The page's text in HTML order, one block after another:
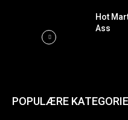
Hot
Ass
POPULÆRE